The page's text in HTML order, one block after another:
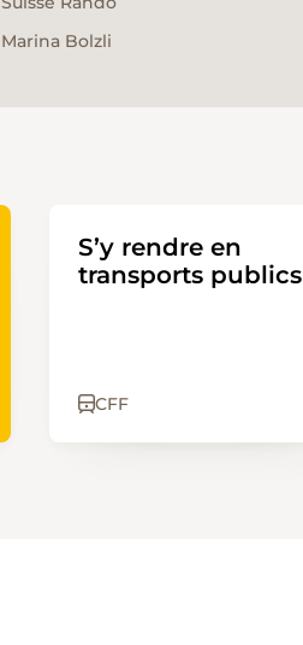
Marina Bolzli
S’y rendre en
transports publics
CFF